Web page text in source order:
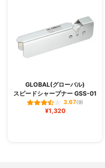
GLOBAL(グローバル)
スピードシャープナー GSS-01
3.67(9)
¥1,320